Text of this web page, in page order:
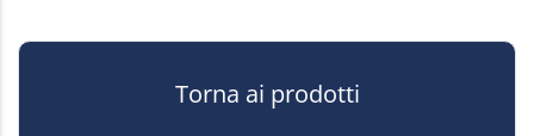
Torna ai prodotti